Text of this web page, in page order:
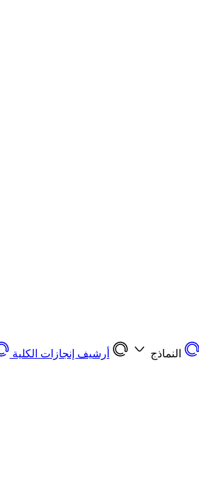
النماذج أرشيف إنجازات الكلية